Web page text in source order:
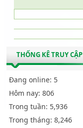
THỐNG KÊ TRUY CẬP
Đang online: 5
Hôm nay: 806
Trong tuần: 5,936
Trong tháng: 8,246